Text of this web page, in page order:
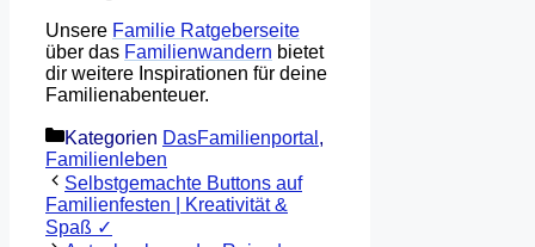
Unsere Familie Ratgeberseite
über das Familienwandern bietet
dir weitere Inspirationen für deine
Familienabenteuer.
Kategorien DasFamilienportal ,
Familienleben
Selbstgemachte Buttons auf
Familienfesten | Kreativität &
Spaß ✓